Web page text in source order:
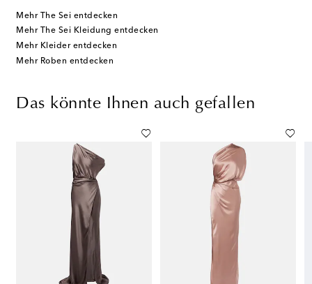
Mehr The Sei entdecken
Mehr The Sei Kleidung entdecken
Mehr Kleider entdecken
Mehr Roben entdecken
Das könnte Ihnen auch gefallen